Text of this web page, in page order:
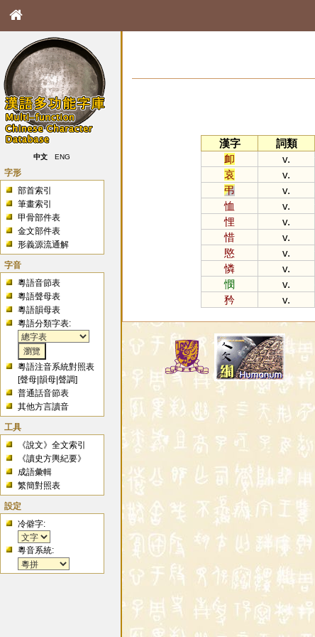
中文 ENG
字形
部首索引
筆畫索引
甲骨部件表
金文部件表
形義源流通解
字音
粵語音節表
粵語聲母表
粵語韻母表
粵語分類字表:
粵語注音系統對照表
[聲母 |韻母 |聲調]
普通話音節表
其他方言讀音
工具
《說文》全文索引
《讀史方輿紀要》
成語彙輯
繁簡對照表
設定
冷僻字:
粵音系統:
漢字
詞類
卹
v.
哀
v.
弔
v.
恤
v.
悝
v.
惜
v.
愍
v.
憐
v.
憫
v.
矜
v.